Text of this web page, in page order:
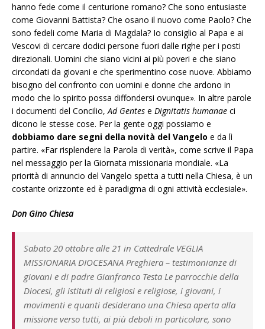
hanno fede come il centurione romano? Che sono entusiaste
come Giovanni Battista? Che osano il nuovo come Paolo? Che
sono fedeli come Maria di Magdala? Io consiglio al Papa e ai
Vescovi di cercare dodici persone fuori dalle righe per i posti
direzionali. Uomini che siano vicini ai più poveri e che siano
circondati da giovani e che sperimentino cose nuove. Abbiamo
bisogno del confronto con uomini e donne che ardono in
modo che lo spirito possa diffondersi ovunque». In altre parole
i documenti del Concilio,Ad Gentes e Dignitatis humanae ci
dicono le stesse cose. Per la gente oggi possiamo e
dobbiamo dare segni della novità del Vangelo e da lì
partire. «Far risplendere la Parola di verità», come scrive il Papa
nel messaggio per la Giornata missionaria mondiale. «La
priorità di annuncio del Vangelo spetta a tutti nella Chiesa, è un
costante orizzonte ed è paradigma di ogni attività ecclesiale».
Don Gino Chiesa
Sabato 20 ottobre alle 21 in Cattedrale VEGLIA
MISSIONARIA DIOCESANA Preghiera – testimonianze di
giovani e di padre Gianfranco Testa Le parrocchie della
Diocesi, gli istituti di religiosi e religiose, i giovani, i
movimenti e quanti desiderano una Chiesa aperta alla
missione verso tutti, ai più deboli in particolare, sono